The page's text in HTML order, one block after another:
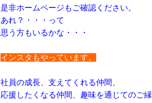
是非ホームページもご確認ください。
あれ？・・・って
思う方もいるかな・・・
インスタもやっています。
社員の成長、支えてくれる仲間、
応援したくなる仲間、趣味を通じてのご縁